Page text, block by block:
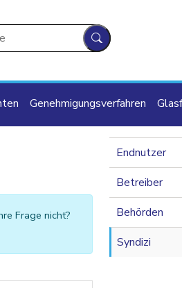
Suche
Genehmigungsverfahren
Frage nicht?
Endnutzer
Betreiber
Behörden
Syndizi